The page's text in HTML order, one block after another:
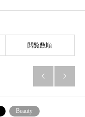
閲覧数順
 
Beauty